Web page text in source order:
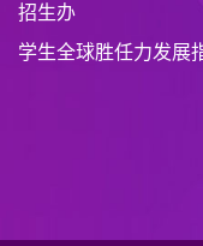
招生办
学生全球胜任力发展